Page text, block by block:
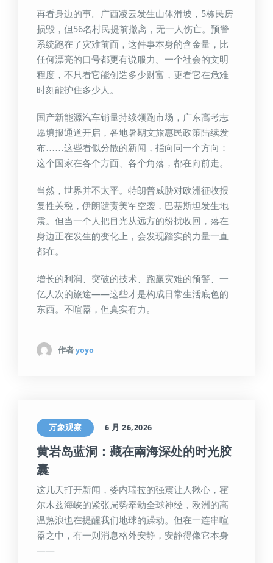
再看身边的事。广西凌云发生山体滑坡，5栋民房
损毁，但56名村民提前撤离，无一人伤亡。预警
系统跑在了灾难前面，这件事本身的含金量，比
任何漂亮的口号都更有说服力。一个社会的文明
程度，不只看它能创造多少财富，更看它在危难
时刻能护住多少人。
国产新能源汽车销量持续领跑市场，广东高考志
愿填报通道开启，各地暑期文旅惠民政策陆续发
布……这些看似分散的新闻，指向同一个方向：
这个国家在各个方面、各个角落，都在向前走。
当然，世界并不太平。特朗普威胁对欧洲征收报
复性关税，伊朗谴责美军空袭，巴基斯坦发生地
震。但当一个人把目光从远方的纷扰收回，落在
身边正在发生的变化上，会发现踏实的力量一直
都在。
增长的利润、突破的技术、跑赢灾难的预警、一
亿人次的旅途——这些才是构成日常生活底色的
东西。不喧嚣，但真实有力。
作者 yoyo
万象观察 6 月 26,2026
黄岩岛蓝洞：藏在南海深处的时光胶
囊
这几天打开新闻，委内瑞拉的强震让人揪心，霍
尔木兹海峡的紧张局势牵动全球神经，欧洲的高
温热浪也在提醒我们地球的躁动。但在一连串喧
嚣之中，有一则消息格外安静，安静得像它本身
——